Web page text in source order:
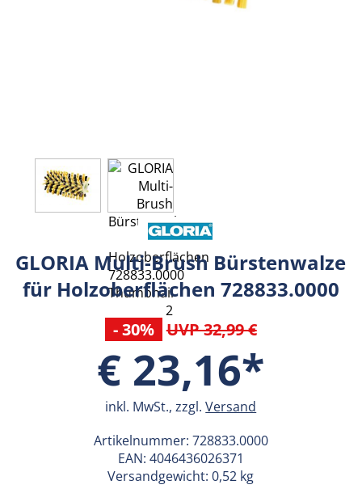
GLORIA Multi-Brush Bürstenwalze
für Holzoberflächen 728833.0000
- 30% UVP 32,99 €
€ 23,16*
inkl. MwSt., zzgl.Versand
Artikelnummer: 728833.0000
EAN: 4046436026371
Versandgewicht: 0,52 kg